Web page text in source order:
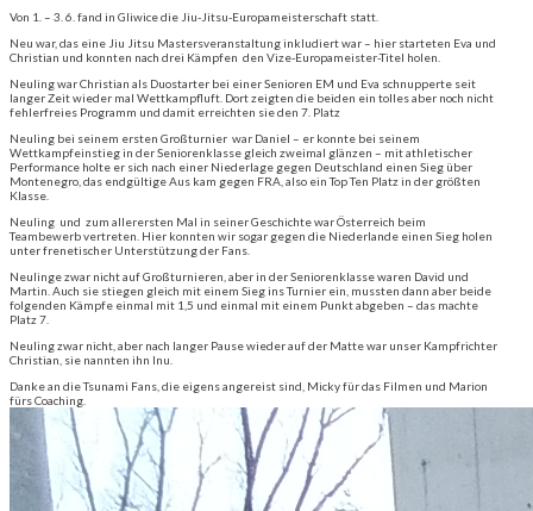
Von 1. – 3. 6. fand in Gliwice die Jiu-Jitsu-Europameisterschaft statt.
Neu war, das eine Jiu Jitsu Mastersveranstaltung inkludiert war – hier starteten Eva und
Christian und konnten nach drei Kämpfen den Vize-Europameister-Titel holen.
Neuling war Christian als Duostarter bei einer Senioren EM und Eva schnupperte seit
langer Zeit wieder mal Wettkampfluft. Dort zeigten die beiden ein tolles aber noch nicht
fehlerfreies Programm und damit erreichten sie den 7. Platz
Neuling bei seinem ersten Großturnier war Daniel – er konnte bei seinem
Wettkampfeinstieg in der Seniorenklasse gleich zweimal glänzen – mit athletischer
Performance holte er sich nach einer Niederlage gegen Deutschland einen Sieg über
Montenegro, das endgültige Aus kam gegen FRA, also ein Top Ten Platz in der größten
Klasse.
Neuling und zum allerersten Mal in seiner Geschichte war Österreich beim
Teambewerb vertreten. Hier konnten wir sogar gegen die Niederlande einen Sieg holen
unter frenetischer Unterstützung der Fans.
Neulinge zwar nicht auf Großturnieren, aber in der Seniorenklasse waren David und
Martin. Auch sie stiegen gleich mit einem Sieg ins Turnier ein, mussten dann aber beide
folgenden Kämpfe einmal mit 1,5 und einmal mit einem Punkt abgeben – das machte
Platz 7.
Neuling zwar nicht, aber nach langer Pause wieder auf der Matte war unser Kampfrichter
Christian, sie nannten ihn Inu.
Danke an die Tsunami Fans, die eigens angereist sind, Micky für das Filmen und Marion
fürs Coaching.